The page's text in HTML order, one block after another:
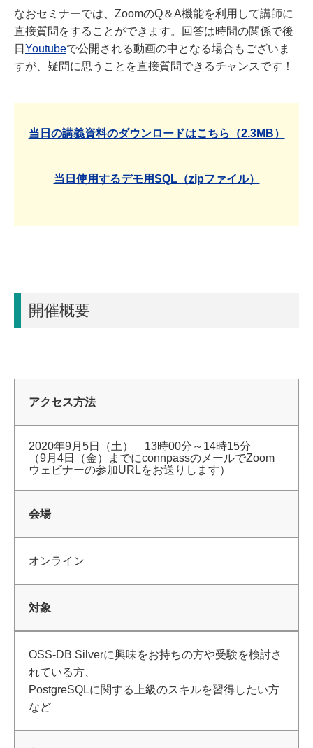
なおセミナーでは、ZoomのQ＆A機能を利用して講師に
直接質問をすることができます。回答は時間の関係で後
日 Youtubeで公開される動画の中となる場合もございま
すが、疑問に思うことを直接質問できるチャンスです！
当日の講義資料のダウンロードはこちら（2.3MB）
当日使用するデモ用SQL（zipファイル）
開催概要
アクセス方法
2020年9月5日（土） 13時00分～14時15分
（9月4日（金）までにconnpassのメールでZoom
ウェビナーの参加URLをお送りします）
会場
オンライン
対象
OSS-DB Silverに興味をお持ちの方や受験を検討さ
れている方、
PostgreSQLに関する上級のスキルを習得したい方
など